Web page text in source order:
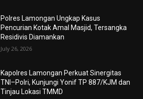
Polres Lamongan Ungkap Kasus
Pencurian Kotak Amal Masjid, Tersangka
Residivis Diamankan
July 26, 2026
Kapolres Lamongan Perkuat Sinergitas
TNI–Polri, Kunjungi Yonif TP 887/KJM dan
Tinjau Lokasi TMMD